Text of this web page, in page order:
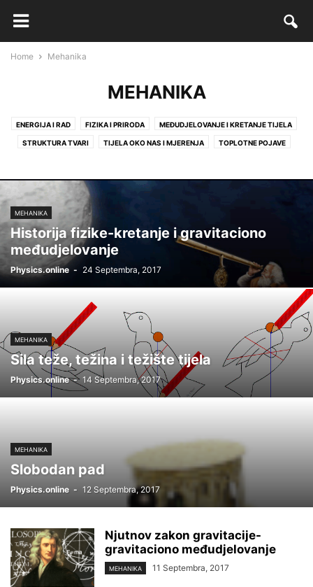
Home Mehanika
MEHANIKA
ENERGIJA I RAD FIZIKA I PRIRODA MEĐUDJELOVANJE I KRETANJE TIJELA
STRUKTURA TVARI TIJELA OKO NAS I MJERENJA TOPLOTNE POJAVE
MEHANIKA
Historija fizike-kretanje i gravitaciono
međudjelovanje
Physics.online - 24 Septembra, 2017
MEHANIKA
Sila teže, težina i težište tijela
Physics.online - 14 Septembra, 2017
MEHANIKA
Slobodan pad
Physics.online - 12 Septembra, 2017
Njutnov zakon gravitacije-
gravitaciono međudjelovanje
MEHANIKA 11 Septembra, 2017